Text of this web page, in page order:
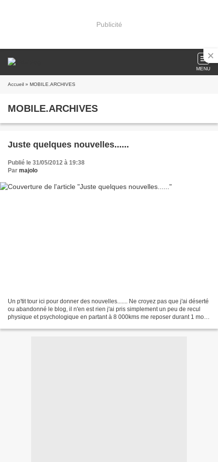
Publicité
MENU
Accueil » MOBILE.ARCHIVES
MOBILE.ARCHIVES
Juste quelques nouvelles......
Publié le 31/05/2012 à 19:38
Par majolo
Un p'tit tour ici pour donner des nouvelles....... Ne croyez pas que j'ai déserté
ou abandonné le blog, il n'en est rien j'ai pris simplement un peu de recul
physique et psychologique en partant à 8 000kms me reposer durant 1 mois,